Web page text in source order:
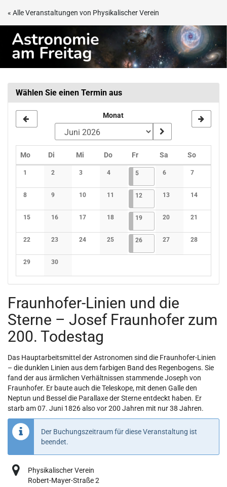
Zum
springen
« Alle Veranstaltungen von Physikalischer Verein
Astronomie
am
Wählen Sie einen Termin aus
Monat
Kalender
MoMontag
Di Dienstag
Mi Mittwoch
DoDonnerstag
FrFreitagSa Samstag
SoSonntag
1
Keine Veranstaltungen
2
Keine Veranstaltungen
3
Keine Veranstaltungen
4
Keine Veranstaltungen
505.06.2026
1 Veranstaltung
6
Keine Veranstaltungen
7
Keine
8
Keine Veranstaltungen
9
Keine Veranstaltungen
10
Keine Veranstaltungen
11
Keine Veranstaltungen
12 12.06.2026
1 Veranstaltung
13
Keine Veranstaltungen
14
Keine
15
Keine Veranstaltungen
16
Keine Veranstaltungen
17
Keine Veranstaltungen
18
Keine Veranstaltungen
1919.06.2026
1 Veranstaltung
20
Keine Veranstaltungen
21
Keine
22
Keine Veranstaltungen
23
Keine Veranstaltungen
24
Keine Veranstaltungen
25
Keine Veranstaltungen
2626.06.2026
1 Veranstaltung
27
Keine Veranstaltungen
28
Keine
29
Keine Veranstaltungen
30
Keine Veranstaltungen
Fraunhofer-Linien und die
Sterne – Josef Fraunhofer zum
200. Todestag
Das Hauptarbeitsmittel der Astronomen sind die Fraunhofer-Linien
– die dunklen Linien aus dem farbigen Band des Regenbogens. Sie
fand der aus ärmlichen Verhältnissen stammende Joseph von
Fraunhofer. Er baute auch die Teleskope, mit denen Galle den
Neptun und Bessel die Parallaxe der Sterne entdeckt haben. Er
starb am 07. Juni 1826 also vor 200 Jahren mit nur 38 Jahren.
Der Buchungszeitraum für diese Veranstaltung ist
beendet.
Physikalischer Verein
Robert-Mayer-Straße 2